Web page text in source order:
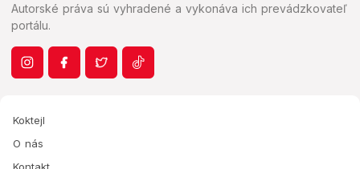
Autorské práva sú vyhradené a vykonáva ich prevádzkovateľ
portálu.
Koktejl
O nás
Kontakt